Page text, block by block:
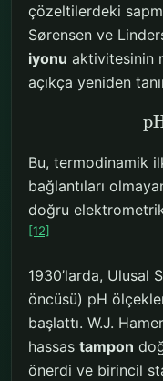
çözeltilerdeki
Sørensen ve
iyonu aktivitesinin
açıkça yeniden
p
Bu, termodinamik
bağlantıları
doğru elektrometrik
[12]
1930’larda, Ulusal
öncüsü) pH
başlattı. W.J.
hassas tampon
önerdi ve birincil